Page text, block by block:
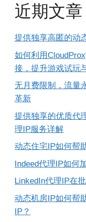
近期文章
提供独享高匿的动
如何利用
接，提升游戏试玩
无月费限制，流量
革新
提供独享的优质
理IP服务详解
动态住宅IP如何帮
Indeed代理IP如何
LinkedIn代理IP在
动态机房IP如何帮
IP？